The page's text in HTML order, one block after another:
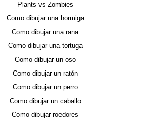
Plants vs Zombies
Como dibujar una hormiga
Como dibujar una rana
Como dibujar una tortuga
Como dibujar un oso
Como dibujar un ratón
Como dibujar un perro
Como dibujar un caballo
Como dibujar roedores